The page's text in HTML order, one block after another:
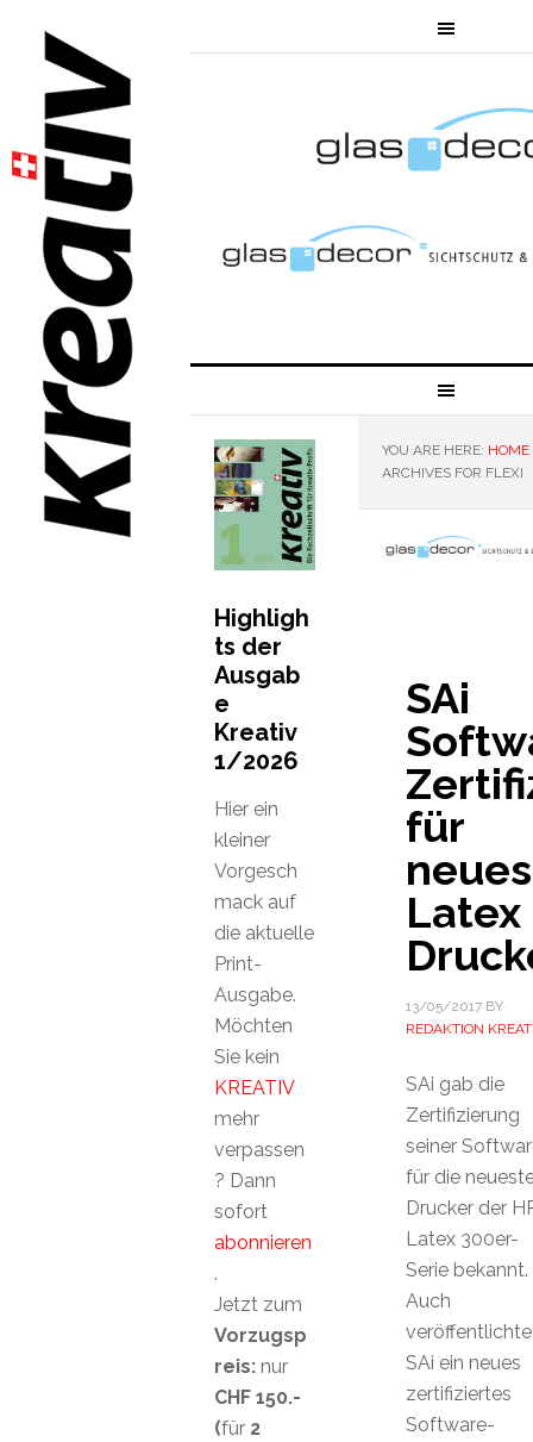
YOU ARE HERE: HOME
ARCHIVES FOR FLEXI
SAi
für
Latex
13/05/2017BY
REDAKTION
SAi gab die
Zertifizierung
seiner
für die
Drucker der
Latex 300er-
Serie bekannt.
Auch
veröffentlichte
SAi ein neues
zertifiziertes
Software-
Highligh
ts der
Ausgab
e
Kreativ
1/2026
Hier ein
kleiner
Vorgesch
mack auf
die aktuelle
Print-
Ausgabe.
Möchten
Sie kein
KREATIV
mehr
verpassen
? Dann
sofort
abonnieren
.
Jetzt zum
Vorzugsp
reis: nur
CHF 150.-
(für 2